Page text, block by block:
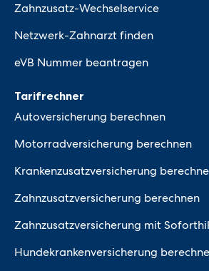
Zahnzusatz-Wechselservice
Netzwerk-Zahnarzt finden
eVB Nummer beantragen
Tarifrechner
Autoversicherung berechnen
Motorradversicherung berechnen
Krankenzusatzversicherung
Zahnzusatzversicherung berechnen
Zahnzusatzversicherung mit
Hundekrankenversicherung